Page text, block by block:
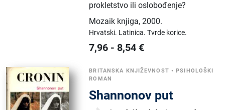
prokletstvo ili oslobođenje?
Mozaik knjiga,2000.
Hrvatski. Latinica.Tvrde korice.
7,96 - 8,54 €
BRITANSKA KNJIŽEVNOST • PSIHOLOŠKI
ROMAN
Shannonov put